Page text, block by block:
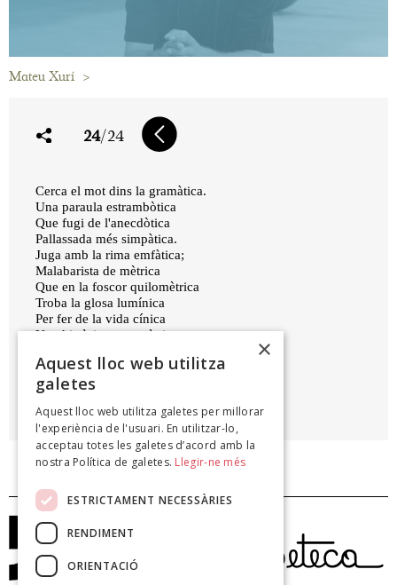
Mateu Xurí >
24/24
Cerca el mot dins la gramàtica.
Una paraula estrambòtica
Que fugi de l'anecdòtica
Pallassada més simpàtica.
Juga amb la rima emfàtica;
Malabarista de mètrica
Que en la foscor quilomètrica
Troba la glosa lumínica
Per fer de la vida cínica
Una història no tan tètrica
Dècimes d'en Mateu Xurí, 2014
×
Aquest lloc web utilitza
galetes
Aquest lloc web utilitza galetes per millorar
l'experiència de l'usuari. En utilitzar-lo,
acceptau totes les galetes d’acord amb la
nostra Política de galetes. Llegir-ne més
ESTRICTAMENT NECESSÀRIES
RENDIMENT
ORIENTACIÓ